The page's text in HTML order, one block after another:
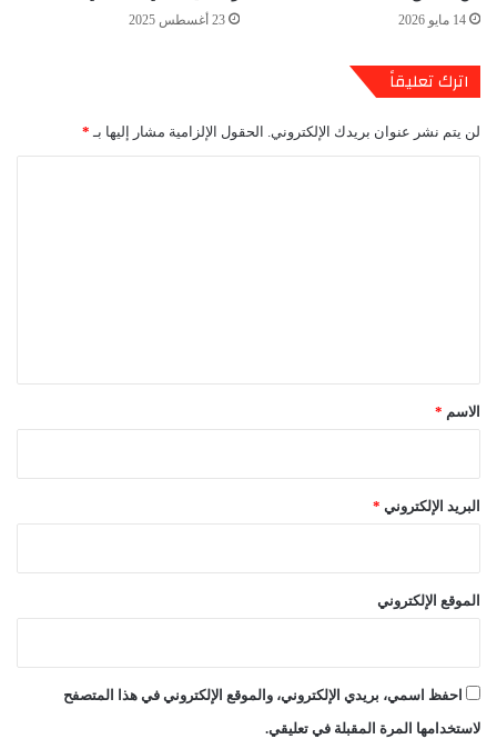
14 مايو 2026 23 أغسطس 2025
اترك تعليقاً
لن يتم نشر عنوان بريدك الإلكتروني. الحقول الإلزامية مشار إليها بـ *
*الاسم *
البريد الإلكتروني *
الموقع الإلكتروني
احفظ اسمي، بريدي الإلكتروني، والموقع الإلكتروني في هذا المتصفح
لاستخدامها المرة المقبلة في تعليقي.